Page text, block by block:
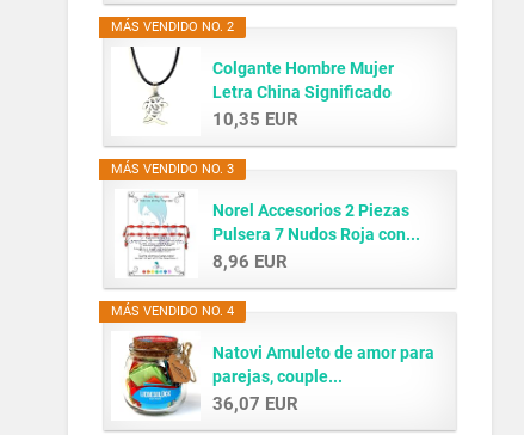
MÁS VENDIDO NO. 2
Colgante Hombre Mujer
Letra China Significado
AMOR...
10,35 EUR
MÁS VENDIDO NO. 3
Norel Accesorios 2 Piezas
Pulsera 7 Nudos Roja con...
8,96 EUR
MÁS VENDIDO NO. 4
Natovi Amuleto de amor para
parejas, couple...
36,07 EUR